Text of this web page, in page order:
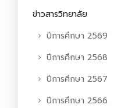
ข่าวสารวิทยาลัย
ปีการศึกษา 2569
ปีการศึกษา 2568
ปีการศึกษา 2567
ปีการศึกษา 2566